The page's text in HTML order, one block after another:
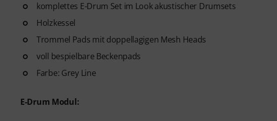
komplettes E-Drum Set im Look akustischer Drumsets
Holzkessel
Trommel Pads mit doppellagigen Mesh Heads
voll bespielbare Beckenpads
Farbe: Grey Line
E-Drum Modul: